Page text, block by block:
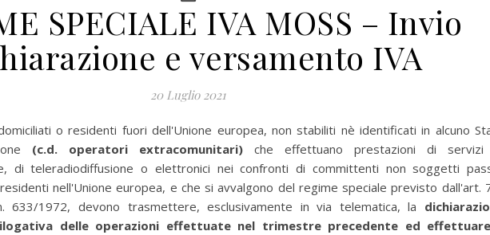
SPECIALE IVA MOSS – Invio
e versamento IVA
20 Luglio 2021
o residenti fuori dell'Unione europea, non stabiliti nè identificati in alcuno
(c.d. operatori extracomunitari) che effettuano prestazioni di
di teleradiodiffusione o elettronici nei confronti di committenti non soggetti
nell'Unione europea, e che si avvalgono del regime speciale previsto dall'art.
633/1972, devono trasmettere, esclusivamente in via telematica, la
delle operazioni effettuate nel trimestre precedente ed